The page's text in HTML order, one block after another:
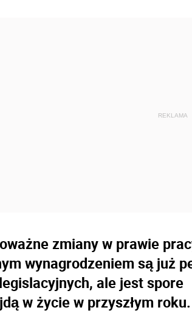
zmiany w prawie
wynagrodzeniem są już
ale jest spore
w życie w przyszłym